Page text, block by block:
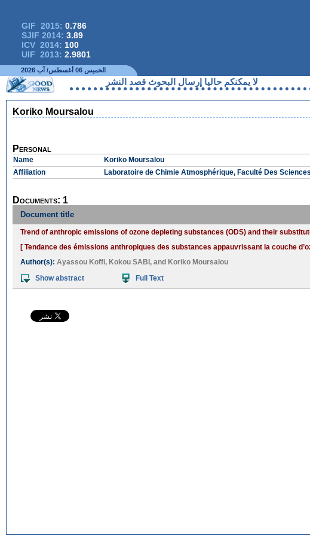
GIF 2015: 0.786
SJIF 2014: 3.89
ICV 2014: 100
UIF 2013: 2.9801
الخميس 06 أغسطس/ آب 2026
لا يمكنكم حاليا إرسال البحوث قصد النشر
Koriko Moursalou
Personal
Name
Koriko Moursalou
Affiliation
Laboratoire de Chimie Atmosphérique, Faculté Des
Documents: 1
Document title
Trend of anthropic emissions of ozone depleting substances (ODS) and their
[ Tendance des émissions anthropiques des substances appauvrissant la couche
Author(s): Ayassou Koffi, Kokou SABI , and Koriko Moursalou
Show abstract
Full Text